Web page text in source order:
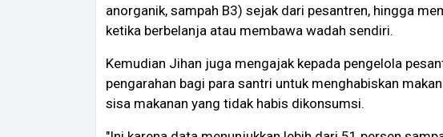
anorganik, sampah B3) sejak dari pesantren, hingga
ketika berbelanja atau membawa wadah sendiri.
Kemudian Jihan juga mengajak kepada pengelola
pengarahan bagi para santri untuk menghabiskan
sisa makanan yang tidak habis dikonsumsi.